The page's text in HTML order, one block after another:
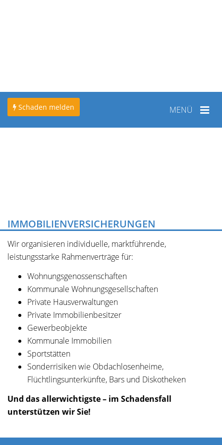
Toggle
MENÜ
Schaden melden
IMMOBILIENVERSICHERUNGEN
Wir organisieren individuelle, marktführende,
leistungsstarke Rahmenverträge für:
Wohnungsgenossenschaften
Kommunale Wohnungsgesellschaften
Private Hausverwaltungen
Private Immobilienbesitzer
Gewerbeobjekte
Kommunale Immobilien
Sportstätten
Sonderrisiken wie Obdachlosenheime,
Flüchtlingsunterkünfte, Bars und Diskotheken
Und das allerwichtigste – im Schadensfall
unterstützen wir Sie!